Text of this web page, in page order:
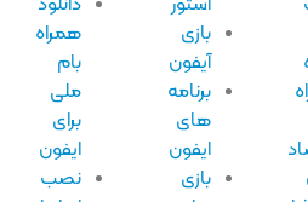
بازی
آیفون
برنامه
ایفون
بازی
همراه
ایفون
نصب